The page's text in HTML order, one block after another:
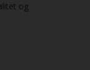
og